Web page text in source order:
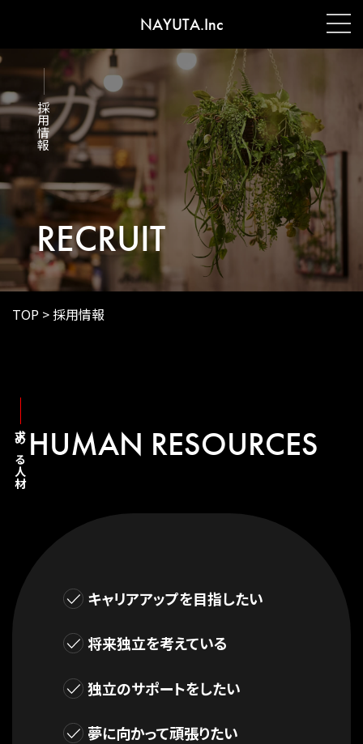
NAYUTA.Inc
採用情報
RECRUIT
TOP >採用情報
求める人材HUMAN RESOURCES
キャリアアップを目指したい
将来独立を考えている
独立のサポートをしたい
夢に向かって頑張りたい